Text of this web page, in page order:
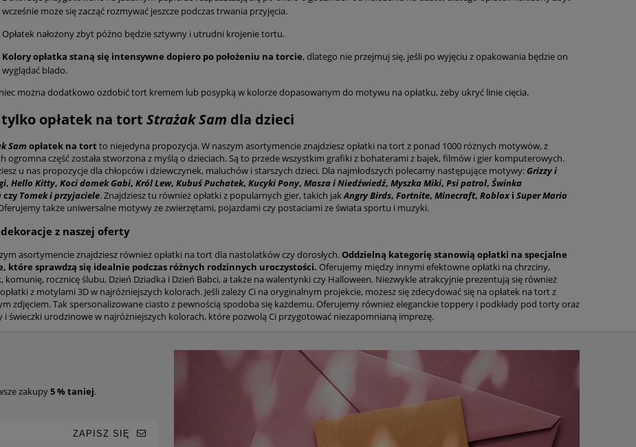
wcześnie może się zacząć rozmywać jeszcze podczas trwania przyjęcia.
Opłatek nałożony zbyt późno będzie sztywny i utrudni krojenie tortu.
Kolory opłatka staną się intensywne dopiero po położeniu na torcie, dlatego nie przejmuj się, jeśli po wyjęciu z opakowania będzie on
wyglądać blado.
można dodatkowo ozdobić tort kremem lub posypką w kolorze dopasowanym do motywu na opłatku, żeby ukryć linie cięcia.
opłatek na tort Strażak Sam dla dzieci
Sam opłatek na tort to niejedyna propozycja. W naszym asortymencie znajdziesz opłatki na tort z ponad 1000 różnych motywów, z
ogromna część została stworzona z myślą o dzieciach. Są to przede wszystkim grafiki z bohaterami z bajek, filmów i gier komputerowych.
u nas propozycje dla chłopców i dziewczynek, maluchów i starszych dzieci. Dla najmłodszych polecamy następujące motywy:Grizzy i
, Hello Kitty, Koci domek Gabi, Król Lew, Kubuś Puchatek, Kucyki Pony, Masza i Niedźwiedź, Myszka Miki, Psi patrol, Świnka
czyTomek i przyjaciele. Znajdziesz tu również opłatki z popularnych gier, takich jakAngry Birds, Fortnite, Minecraft, Roblox i Super Mario
także uniwersalne motywy ze zwierzętami, pojazdami czy postaciami ze świata sportu i muzyki.
z naszej oferty
asortymencie znajdziesz również opłatki na tort dla nastolatków czy dorosłych.Oddzielną kategorię stanowią opłatki na specjalne
które sprawdzą się idealnie podczas różnych rodzinnych uroczystości. Oferujemy między innymi efektowne opłatki na chrzciny,
komunię, rocznicę ślubu, Dzień Dziadka i Dzień Babci, a także na walentynki czy Halloween. Niezwykle atrakcyjnie prezentują się również
z motylami 3D w najróżniejszych kolorach. Jeśli zależy Ci na oryginalnym projekcie, możesz się zdecydować się na opłatek na tort z
zdjęciem. Tak spersonalizowane ciasto z pewnością spodoba się każdemu. Oferujemy również eleganckie toppery i podkłady pod torty oraz
i świeczki urodzinowe w najróżniejszych kolorach, które pozwolą Ci przygotować niezapomnianą imprezę.
zakupy5 % taniej.
ZAPISZ SIĘ